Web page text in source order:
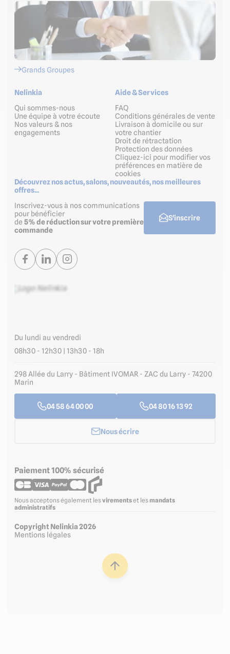
Grands Groupes
Du lundi au vendredi
08h30 - 12h30 | 13h30 - 18h
298 Allée du Larry - Bâtiment IVOMAR - ZAC du Larry - 74200
Marin
04 58 64 00 00 04 80 16 13 92
Nous écrire
Nelinkia
Qui sommes-nous
Une équipe à votre écoute
Nos valeurs & nos
engagements
Aide & Services
FAQ
Conditions générales de vente
Livraison à domicile ou sur
votre chantier
Droit de rétractation
Protection des données
Cliquez-ici pour modifier vos
préférences en matière de
cookies
Découvrez nos actus, salons, nouveautés, nos meilleures
offres...
Inscrivez-vous à nos communications
pour bénéficier
de 5% de réduction sur votre première
commande
S'inscrire
Paiement 100% sécurisé
Nous acceptons également lesvirementset les mandats
administratifs
Copyright Nelinkia 2026
Mentions légales